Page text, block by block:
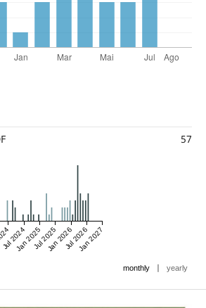
57
Jul 2024Jan 2025Jul 2025Jan 2026Jul 2026Jan 2027
monthly | yearly